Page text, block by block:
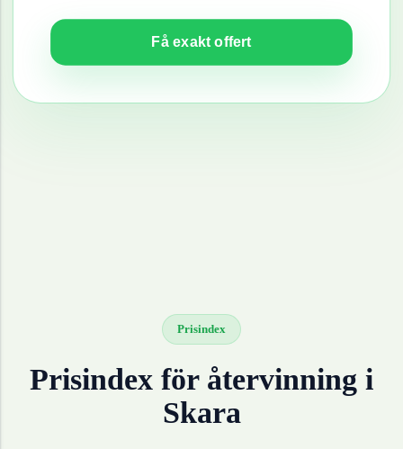
Få exakt offert
Prisindex
Prisindex för återvinning i
Skara